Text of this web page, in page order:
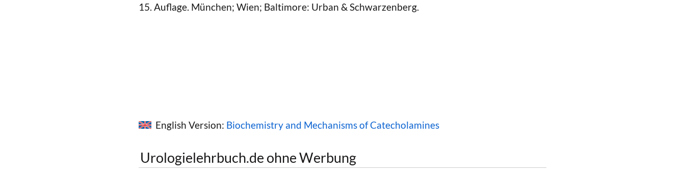
15. Auflage. München; Wien; Baltimore: Urban & Schwarzenberg.
English Version: Biochemistry and Mechanisms of Catecholamines
Urologielehrbuch.de ohne Werbung